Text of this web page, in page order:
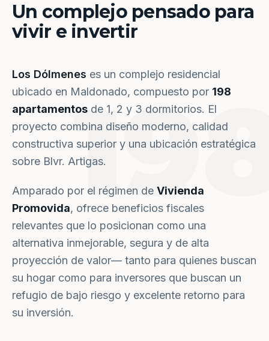
Un complejo pensado para
vivir e invertir
Los Dólmenes es un complejo residencial
ubicado en Maldonado, compuesto por 198
apartamentos de 1, 2 y 3 dormitorios. El
proyecto combina diseño moderno, calidad
constructiva superior y una ubicación estratégica
sobre Blvr. Artigas.
Amparado por el régimen de Vivienda
Promovida, ofrece beneficios fiscales
relevantes que lo posicionan como una
alternativa inmejorable, segura y de alta
proyección de valor— tanto para quienes buscan
su hogar como para inversores que buscan un
refugio de bajo riesgo y excelente retorno para
su inversión.